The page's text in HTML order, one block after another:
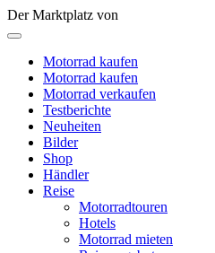
Der Marktplatz von
Motorrad kaufen
Motorrad kaufen
Motorrad verkaufen
Testberichte
Neuheiten
Bilder
Shop
Händler
Reise
Motorradtouren
Hotels
Motorrad mieten